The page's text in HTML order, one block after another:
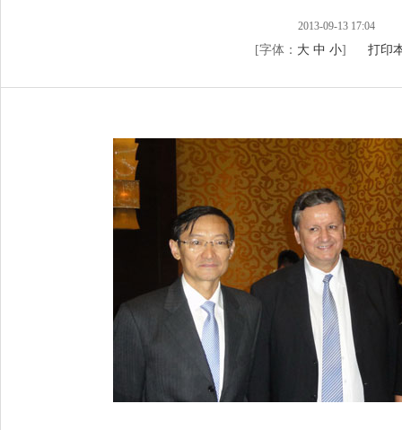
2013-09-13 17:04
[字体： 大 中 小] 打印